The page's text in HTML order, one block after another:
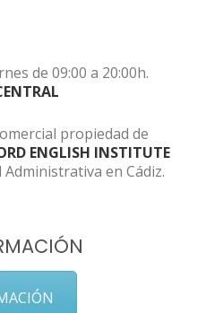
de 09:00 a 20:00h.
propiedad de
ENGLISH INSTITUTE
Administrativa en Cádiz.